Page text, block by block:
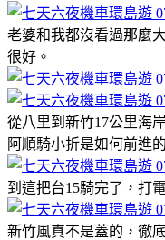
老婆和我都沒看過那麼
很好。
從八里到新竹17公里海
阿順騎小折是如何前進
到這把台15騎完了，打
新竹風真不是蓋的，徹